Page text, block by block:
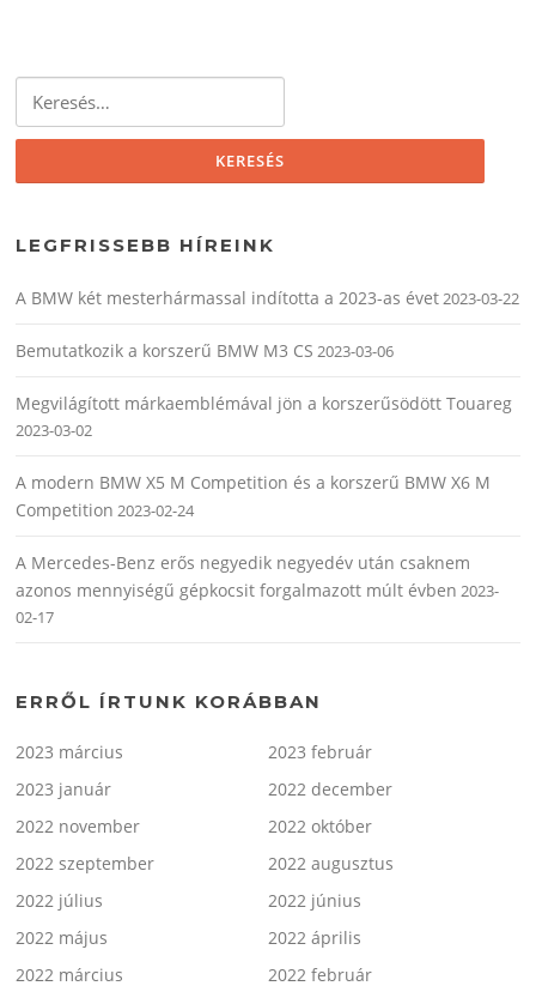
LEGFRISSEBB HÍREINK
A BMW két mesterhármassal indította a 2023-as évet2023-03-22
Bemutatkozik a korszerű BMW M3 CS 2023-03-06
Megvilágított márkaemblémával jön a korszerűsödött Touareg
2023-03-02
A modern BMW X5 M Competition és a korszerű BMW X6 M
Competition 2023-02-24
A Mercedes-Benz erős negyedik negyedév után csaknem
azonos mennyiségű gépkocsit forgalmazott múlt évben 2023-
02-17
ERRŐL ÍRTUNK KORÁBBAN
2023 március
2023 február
2023 január
2022 december
2022 november
2022 október
2022 szeptember
2022 augusztus
2022 július
2022 június
2022 május
2022 április
2022 március
2022 február